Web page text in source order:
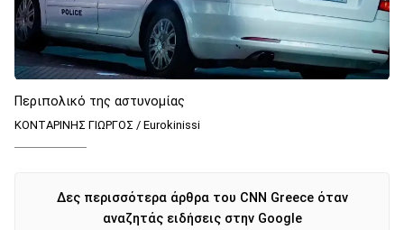
Περιπολικό της αστυνομίας
ΚΟΝΤΑΡΙΝΗΣ ΓΙΩΡΓΟΣ / Eurokinissi
Δες περισσότερα άρθρα του CNN Greece όταν
αναζητάς ειδήσεις στην Google